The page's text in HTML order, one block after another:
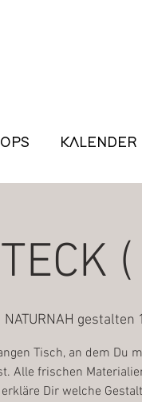
NATURNAH gestalten
Tisch, an dem Du
Alle frischen
Dir welche
KALENDER